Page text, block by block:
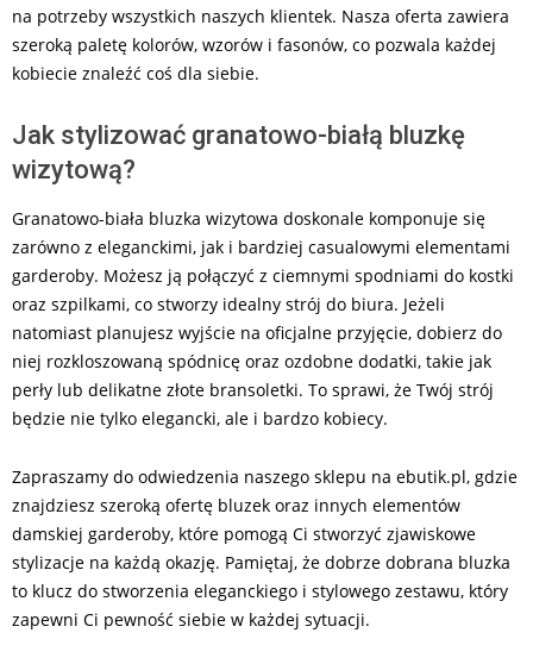
na potrzeby wszystkich naszych klientek. Nasza oferta zawiera
szeroką paletę kolorów, wzorów i fasonów, co pozwala każdej
kobiecie znaleźć coś dla siebie.
Jak stylizować granatowo-białą bluzkę
wizytową?
Granatowo-biała bluzka wizytowa doskonale komponuje się
zarówno z eleganckimi, jak i bardziej casualowymi elementami
garderoby. Możesz ją połączyć z ciemnymi spodniami do kostki
oraz szpilkami, co stworzy idealny strój do biura. Jeżeli
natomiast planujesz wyjście na oficjalne przyjęcie, dobierz do
niej rozkloszowaną spódnicę oraz ozdobne dodatki, takie jak
perły lub delikatne złote bransoletki. To sprawi, że Twój strój
będzie nie tylko elegancki, ale i bardzo kobiecy.
Zapraszamy do odwiedzenia naszego sklepu na ebutik.pl, gdzie
znajdziesz szeroką ofertę bluzek oraz innych elementów
damskiej garderoby, które pomogą Ci stworzyć zjawiskowe
stylizacje na każdą okazję. Pamiętaj, że dobrze dobrana bluzka
to klucz do stworzenia eleganckiego i stylowego zestawu, który
zapewni Ci pewność siebie w każdej sytuacji.